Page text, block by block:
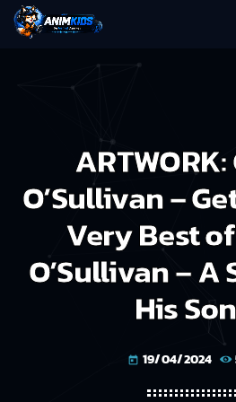
O’Sullivan –
Very Best
O’Sullivan – A
His
today 19/04/2024